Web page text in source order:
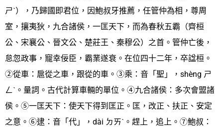
ㄕˋ），乃歸國即君位，因鮑叔牙推薦，任管仲為相，尊周
室，攘夷狄，九合諸侯，一匡天下，而為春秋五霸（齊桓
公、宋襄公、晉文公、楚莊王、秦穆公）之首。管仲亡後，
怠忽政事，寵幸佞臣，霸業遂衰。在位四十二年，卒諡桓。
②從車：扈從之車，跟從的車。③乘：音「聖」，shèng ㄕ
ㄥˋ。量詞。古代計算車輛的單位。④九合諸侯：多次會盟諸
侯。⑤一匡天下：使天下得到匡正。匡，改正、扶正、安定
之意。⑥逮：音「代」，dài ㄉㄞˋ。趕上，追上。⑦鮑叔：